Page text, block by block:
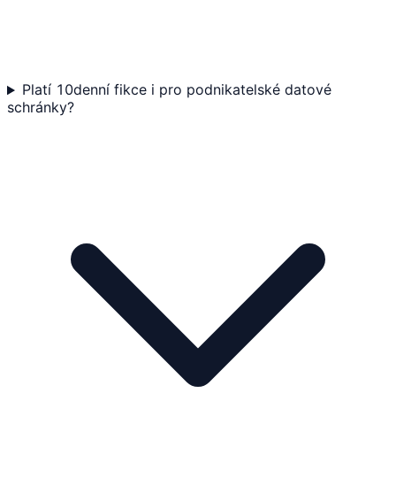
Platí 10denní fikce i pro podnikatelské datové
schránky?